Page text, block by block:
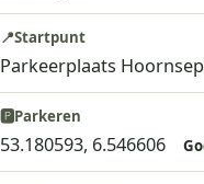
📍Startpunt
Parkeerplaats
🅿️Parkeren
53.180593, 6.546606